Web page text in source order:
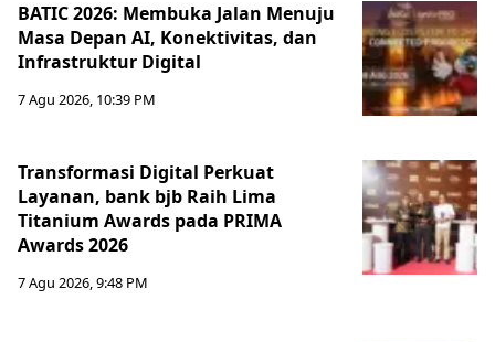
BATIC 2026: Membuka Jalan Menuju
Masa Depan AI, Konektivitas, dan
Infrastruktur Digital
7 Agu 2026, 10:39 PM
Transformasi Digital Perkuat
Layanan, bank bjb Raih Lima
Titanium Awards pada PRIMA
Awards 2026
7 Agu 2026, 9:48 PM